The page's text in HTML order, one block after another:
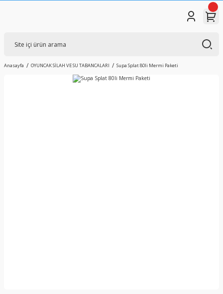
Anasayfa OYUNCAK SİLAH VE SU TABANCALARI Supa Splat 80li Mermi Paketi